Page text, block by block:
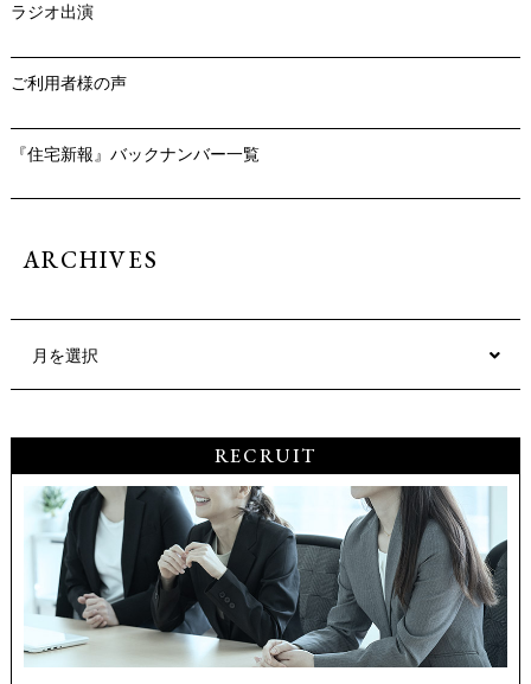
ラジオ出演
ご利用者様の声
『住宅新報』バックナンバー一覧
ARCHIVES
月を選択
RECRUIT